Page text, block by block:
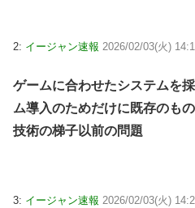
2: イージャン速報 2026/02/03(火)
ゲームに合わせたシステムを
ム導入のためだけに既存のも
技術の梯子以前の問題
3: イージャン速報 2026/02/03(火)